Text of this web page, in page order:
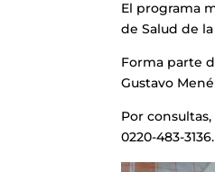
El programa
de Salud de
Forma parte
Gustavo
Por
0220-483-